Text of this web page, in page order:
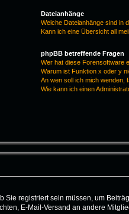
Dateianhänge
Welche Dateianhänge sind in
Kann ich eine Übersicht all
phpBB betreffende Fragen
Wer hat diese Forensoftware
Warum ist Funktion x oder y
An wen soll ich mich wenden,
Wie kann ich einen
registriert sein müssen, um
E-Mail-Versand an andere